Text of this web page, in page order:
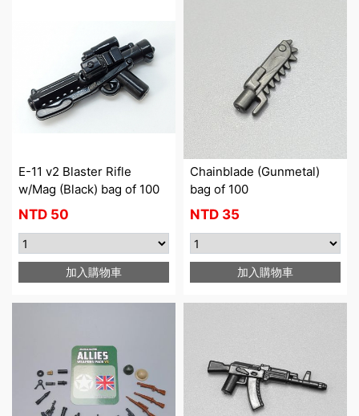
E-11 v2 Blaster Rifle
w/Mag (Black) bag of 100
NTD 50
加入購物車
Chainblade (Gunmetal)
bag of 100
NTD 35
加入購物車